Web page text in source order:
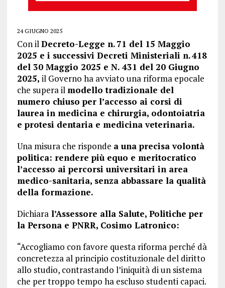
24 GIUGNO 2025
Con ilDecreto-Legge n. 71 del 15 Maggio
2025 e i successivi Decreti Ministeriali n. 418
del 30 Maggio 2025 e N. 431 del 20 Giugno
2025, il Governo ha avviato una riforma epocale
che supera il modello tradizionale del
numero chiuso per l’accesso ai corsi di
laurea in medicina e chirurgia, odontoiatria
e protesi dentaria e medicina veterinaria.
Una misura che risponde a una precisa volontà
politica: rendere più equo e meritocratico
l’accesso ai percorsi universitari in area
medico-sanitaria, senza abbassare la qualità
della formazione.
Dichiaral’Assessore alla Salute, Politiche per
la Persona e PNRR, Cosimo Latronico:
“Accogliamo con favore questa riforma perché dà
concretezza al principio costituzionale del diritto
allo studio, contrastando l’iniquità di un sistema
che per troppo tempo ha escluso studenti capaci.